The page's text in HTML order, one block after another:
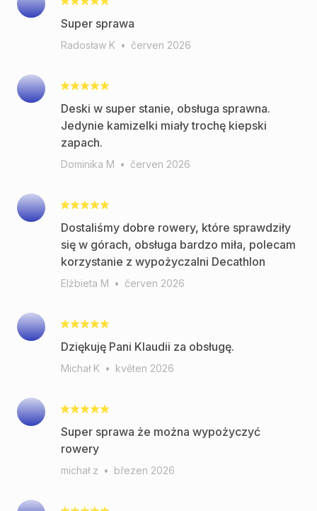
Super sprawa
Radosław K • červen 2026
Deski w super stanie, obsługa sprawna.
Jedynie kamizelki miały trochę kiepski
zapach.
Dominika M • červen 2026
Dostaliśmy dobre rowery, które sprawdziły
się w górach, obsługa bardzo miła, polecam
korzystanie z wypożyczalni Decathlon
Elżbieta M • červen 2026
Dziękuję Pani Klaudii za obsługę.
Michał K • květen 2026
Super sprawa że można wypożyczyć
rowery
michał z • březen 2026